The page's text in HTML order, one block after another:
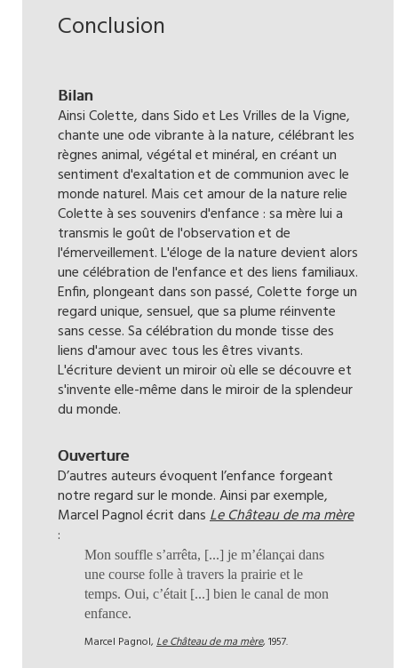
Conclusion
Bilan
Ainsi Colette, dans Sido et Les Vrilles de la Vigne,
chante une ode vibrante à la nature, célébrant les
règnes animal, végétal et minéral, en créant un
sentiment d'exaltation et de communion avec le
monde naturel. Mais cet amour de la nature relie
Colette à ses souvenirs d'enfance : sa mère lui a
transmis le goût de l'observation et de
l'émerveillement. L'éloge de la nature devient alors
une célébration de l'enfance et des liens familiaux.
Enfin, plongeant dans son passé, Colette forge un
regard unique, sensuel, que sa plume réinvente
sans cesse. Sa célébration du monde tisse des
liens d'amour avec tous les êtres vivants.
L'écriture devient un miroir où elle se découvre et
s'invente elle-même dans le miroir de la splendeur
du monde.
Ouverture
D’autres auteurs évoquent l’enfance forgeant
notre regard sur le monde. Ainsi par exemple,
Marcel Pagnol écrit dansLe Château de ma mère
:
Mon souffle s’arrêta, [...] je m’élançai dans
une course folle à travers la prairie et le
temps. Oui, c’était [...] bien le canal de mon
enfance.
Marcel Pagnol, Le Château de ma mère, 1957.